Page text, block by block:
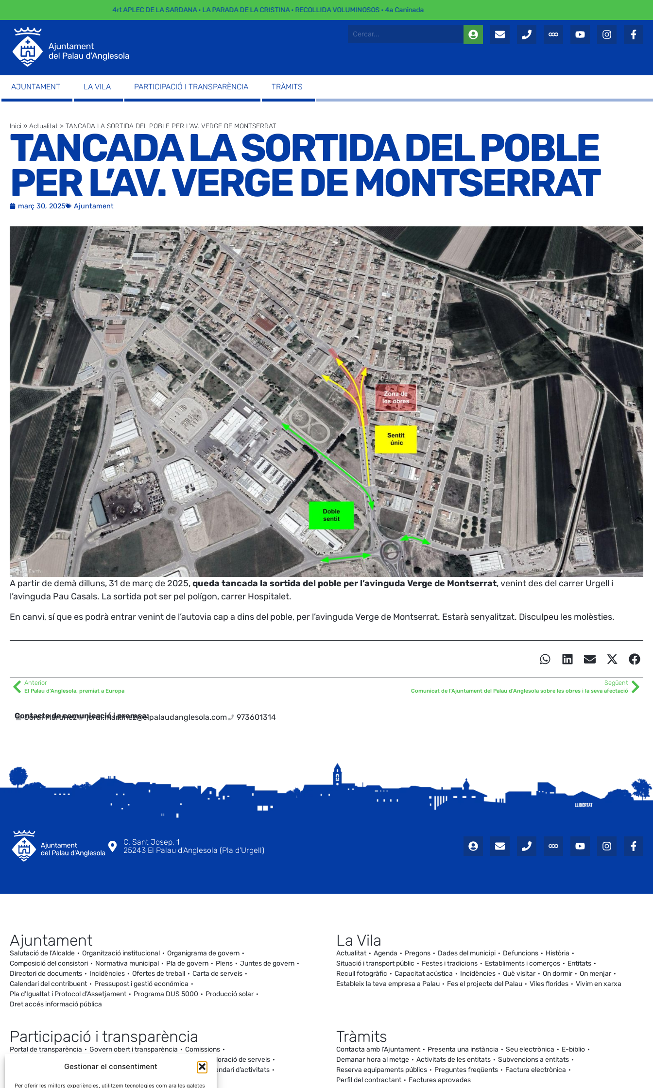
Gestionar el consentiment
Per oferir les millors experiències, utilitzem tecnologies com ara les galetes
4rt APLEC DE LA SARDANA · LA PARADA DE LA CRISTINA · RECOLLIDA VOLUMINOSOS · 4a Caninada
AJUNTAMENT LA VILA PARTICIPACIÓ I TRANSPARÈNCIA TRÀMITS
Inici » Actualitat » TANCADA LA SORTIDA DEL POBLE PER L’AV. VERGE DE MONTSERRAT
TANCADA LA SORTIDA DEL POBLE
PER L’AV. VERGE DE MONTSERRAT
març 30, 2025 Ajuntament
A partir de demà dilluns, 31 de març de 2025,queda tancada la sortida del poble per l’avinguda Verge de Montserrat, venint des del carrer Urgell i
l’avinguda Pau Casals. La sortida pot ser pel polígon, carrer Hospitalet.
En canvi, sí que es podrà entrar venint de l’autovia cap a dins del poble, per l’avinguda Verge de Montserrat. Estarà senyalitzat. Disculpeu les molèsties.
Anterior
El Palau d’Anglesola, premiat a Europa
Següent
Comunicat de l’Ajuntament del Palau d’Anglesola sobre les obres i la seva afectació
Contacte de comunicació i premsa:
Jordi Martínez jordi.martinez@elpalaudanglesola.com 973601314
C. Sant Josep, 1
25243 El Palau d'Anglesola (Pla d'Urgell)
Ajuntament
Salutació de l’Alcalde Organització institucional
Organigrama de govern
Composició del consistori
Normativa municipal Pla de govern Plens
Juntes de govern
Directori de documents
Incidències Ofertes de treball
Carta de serveis
Calendari del contribuent
Pressupost i gestió económica
Pla d’Igualtat i Protocol d’Assetjament
Programa DUS 5000
Producció solar
Dret accés informació pública
La Vila
Actualitat Agenda Pregons Dades del municipi Defuncions
Història
Situació i transport públic
Festes i tradicions Establiments i comerços
Entitats
Recull fotogràfic
Capacitat acústica Incidències Què visitar On dormir
On menjar
Estableix la teva empresa a Palau
Fes el projecte del Palau Viles florides Vivim en xarxa
Participació i transparència
Portal de transparència Govern obert i transparència
Comissions
Processos participatius
Valoració de serveis
Canal de denúncies Comunitat local d’energia
Calendari d’activitats
Tràmits
Contacta amb l’Ajuntament Presenta una instància Seu electrònica
E-biblio
Demanar hora al metge
Activitats de les entitats
Subvencions a entitats
Reserva equipaments públics
Preguntes freqüents
Factura electrònica
Perfil del contractant
Factures aprovades